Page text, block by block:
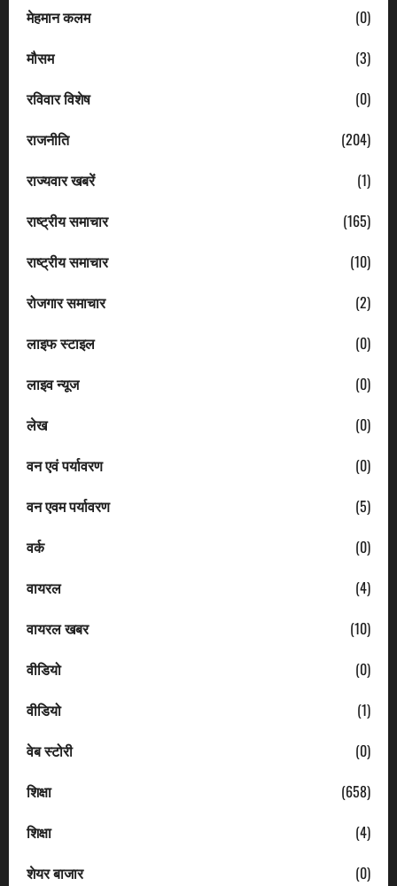
मेहमान कलम
(0)
मौसम
(3)
रविवार विशेष
(0)
राजनीति
(204)
राज्यवार खबरें
(1)
राष्ट्रीय समाचार
(165)
राष्ट्रीय समाचार
(10)
रोजगार समाचार
(2)
लाइफ स्टाइल
(0)
लाइव न्यूज
(0)
लेख
(0)
वन एवं पर्यावरण
(0)
वन एवम पर्यावरण
(5)
वर्क
(0)
वायरल
(4)
वायरल खबर
(10)
वीडियो
(0)
वीडियो
(1)
वेब स्टोरी
(0)
शिक्षा
(658)
शिक्षा
(4)
शेयर बाजार
(0)